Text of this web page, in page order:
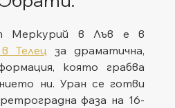
Меркурий в Лъв е в
Телец за драматична,
която грабва
ни. Уран се готви
фаза на 16-